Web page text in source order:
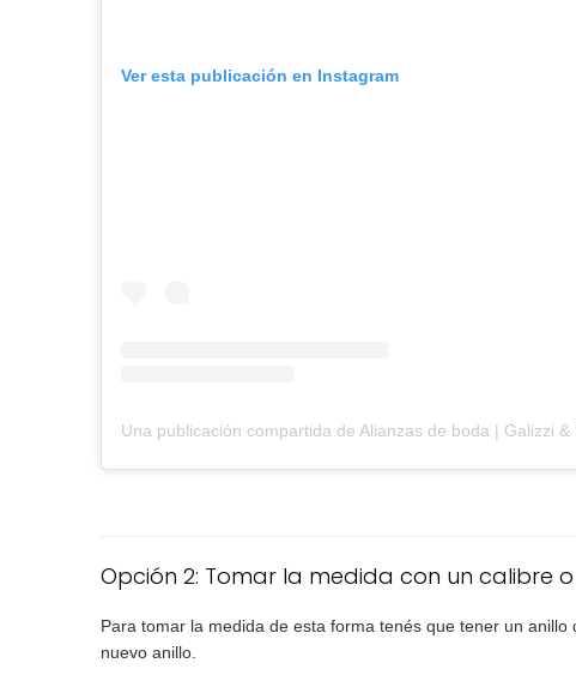
Ver esta publicación en Instagram
Opción 2: Tomar la medida con un calibre
Para tomar la medida de esta forma tenés que tener un
nuevo anillo.